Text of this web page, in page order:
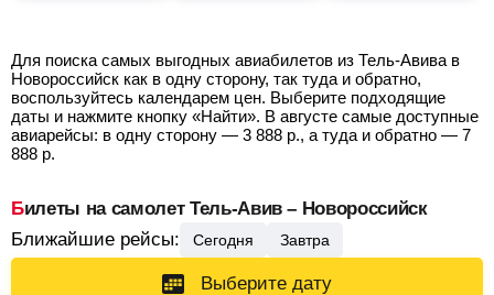
Для поиска самых выгодных авиабилетов из Тель-Авива в
Новороссийск как в одну сторону, так туда и обратно,
воспользуйтесь календарем цен. Выберите подходящие
даты и нажмите кнопку «Найти». В августе самые доступные
авиарейсы: в одну сторону — 3 888 р., а туда и обратно — 7
888 р.
Билеты на самолет Тель-Авив – Новороссийск
Ближайшие рейсы:
Сегодня Завтра
Выберите дату